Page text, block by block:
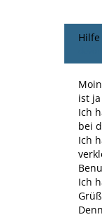
ist
Ich
bei
Ich
Ich